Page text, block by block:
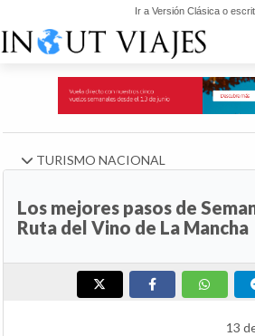
Ir a Versión Clásica o
TURISMO NACIONAL
Los mejores pasos de
Ruta del Vino de La Mancha
13